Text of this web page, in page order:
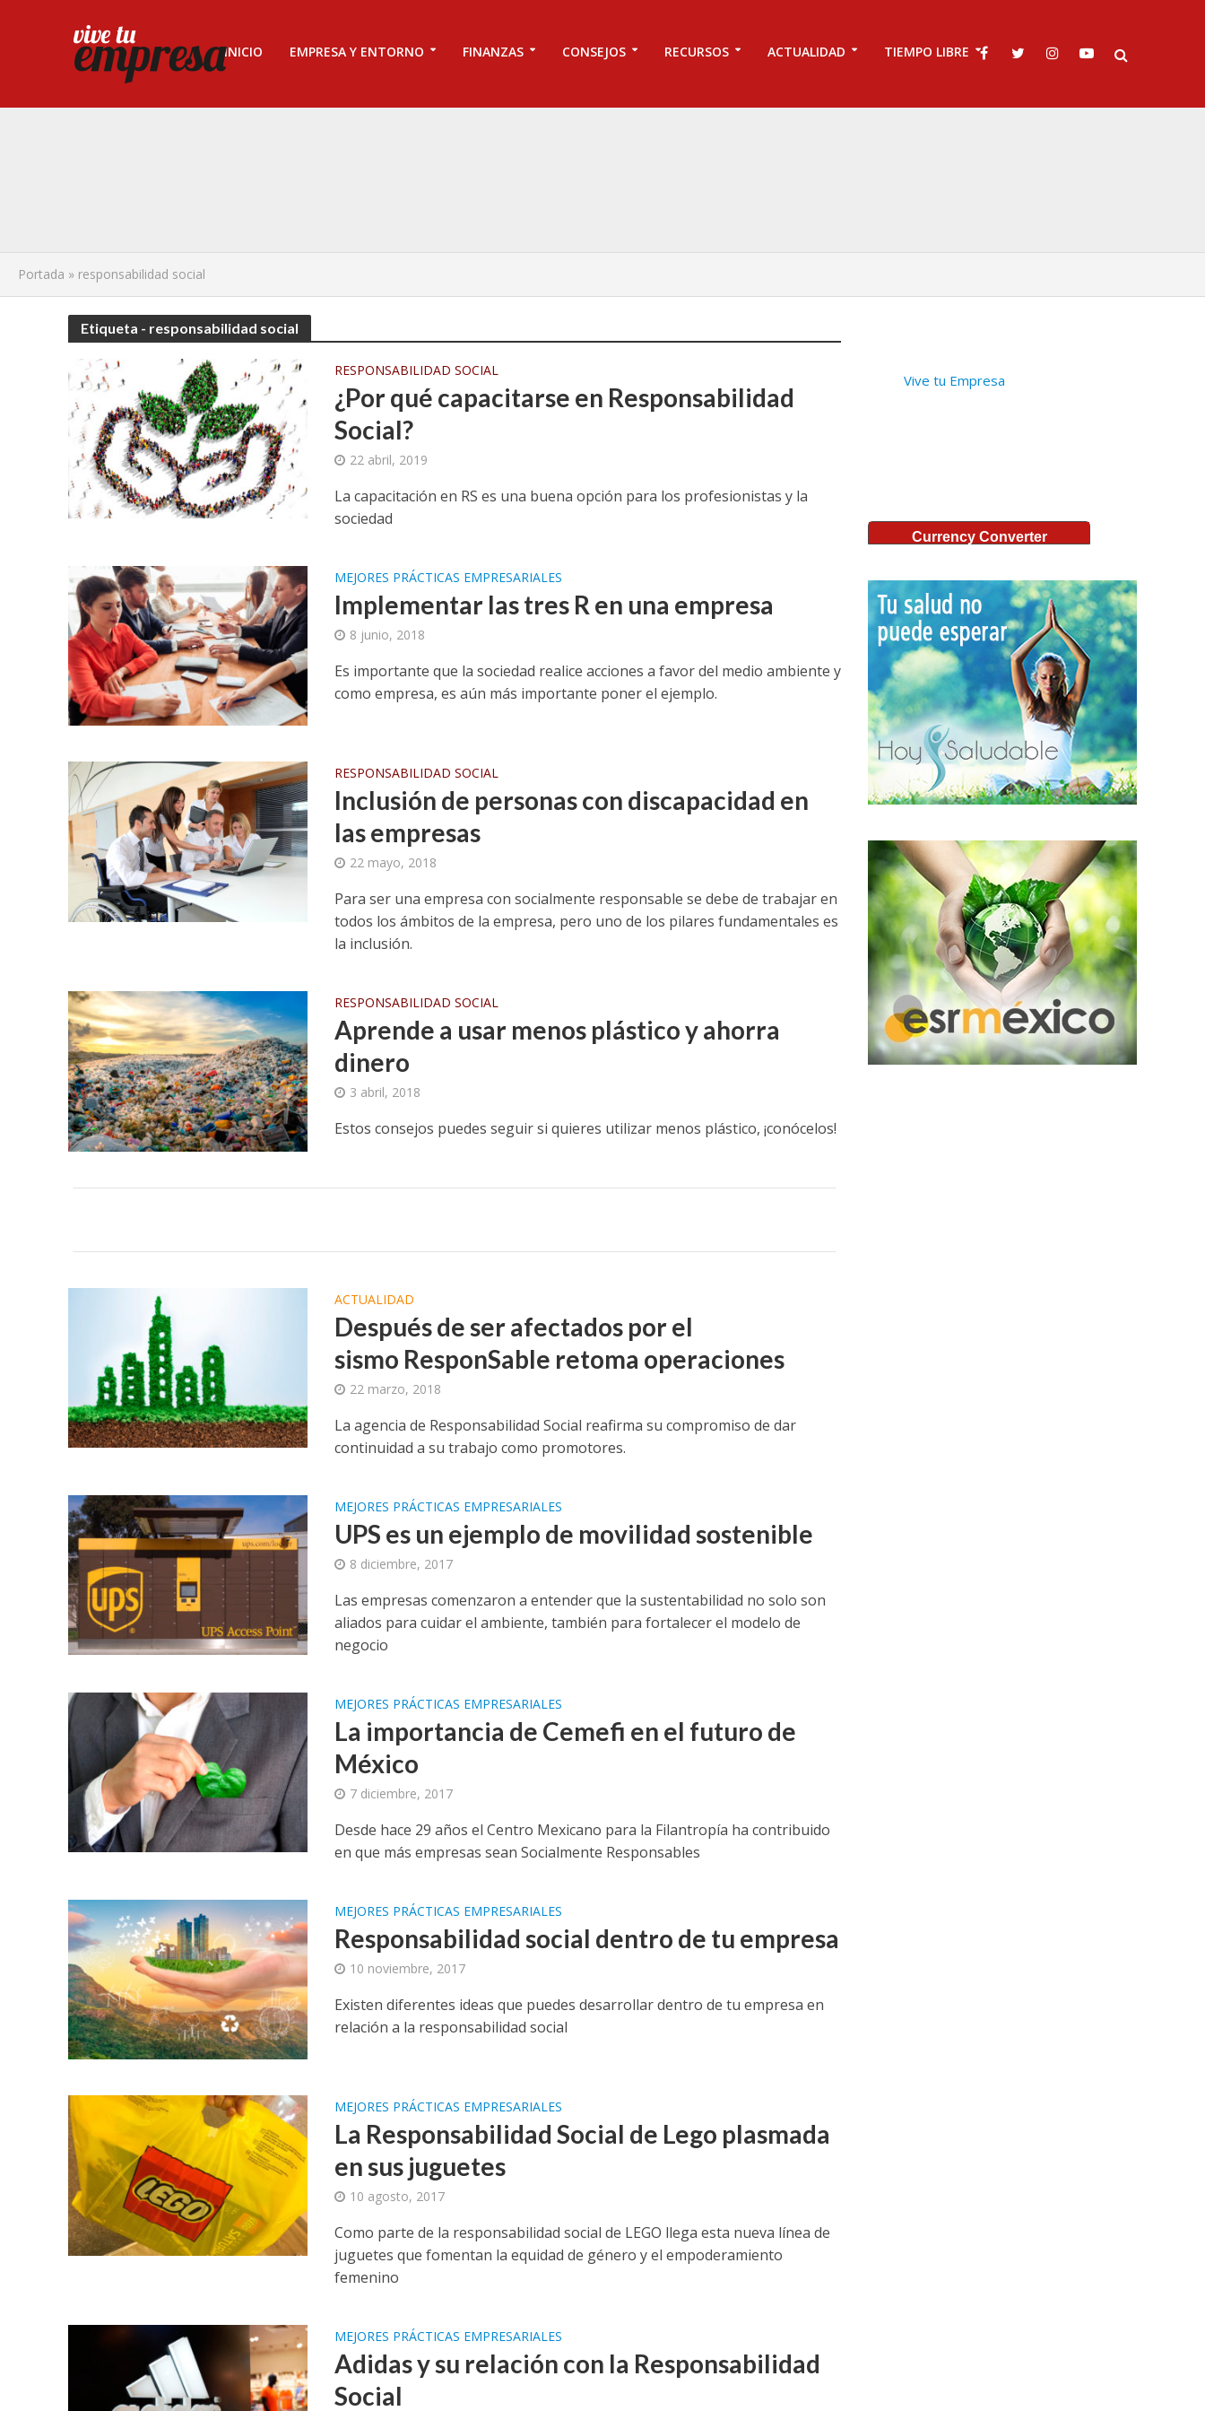
INICIO EMPRESA Y ENTORNO FINANZAS CONSEJOS RECURSOS ACTUALIDAD TIEMPO LIBRE
Portada » responsabilidad social
Etiqueta - responsabilidad social
RESPONSABILIDAD SOCIAL
¿Por qué capacitarse en Responsabilidad
Social?
22 abril, 2019
La capacitación en RS es una buena opción para los profesionistas y la
sociedad
MEJORES PRÁCTICAS EMPRESARIALES
Implementar las tres R en una empresa
8 junio, 2018
Es importante que la sociedad realice acciones a favor del medio ambiente y
como empresa, es aún más importante poner el ejemplo.
RESPONSABILIDAD SOCIAL
Inclusión de personas con discapacidad en
las empresas
22 mayo, 2018
Para ser una empresa con socialmente responsable se debe de trabajar en
todos los ámbitos de la empresa, pero uno de los pilares fundamentales es
la inclusión.
RESPONSABILIDAD SOCIAL
Aprende a usar menos plástico y ahorra
dinero
3 abril, 2018
Estos consejos puedes seguir si quieres utilizar menos plástico, ¡conócelos!
ACTUALIDAD
Después de ser afectados por el
sismo ResponSable retoma operaciones
22 marzo, 2018
La agencia de Responsabilidad Social reafirma su compromiso de dar
continuidad a su trabajo como promotores.
MEJORES PRÁCTICAS EMPRESARIALES
UPS es un ejemplo de movilidad sostenible
8 diciembre, 2017
Las empresas comenzaron a entender que la sustentabilidad no solo son
aliados para cuidar el ambiente, también para fortalecer el modelo de
negocio
MEJORES PRÁCTICAS EMPRESARIALES
La importancia de Cemefi en el futuro de
México
7 diciembre, 2017
Desde hace 29 años el Centro Mexicano para la Filantropía ha contribuido
en que más empresas sean Socialmente Responsables
MEJORES PRÁCTICAS EMPRESARIALES
Responsabilidad social dentro de tu empresa
10 noviembre, 2017
Existen diferentes ideas que puedes desarrollar dentro de tu empresa en
relación a la responsabilidad social
MEJORES PRÁCTICAS EMPRESARIALES
La Responsabilidad Social de Lego plasmada
en sus juguetes
10 agosto, 2017
Como parte de la responsabilidad social de LEGO llega esta nueva línea de
juguetes que fomentan la equidad de género y el empoderamiento
femenino
MEJORES PRÁCTICAS EMPRESARIALES
Adidas y su relación con la Responsabilidad
Social
Vive tu Empresa
Currency Converter